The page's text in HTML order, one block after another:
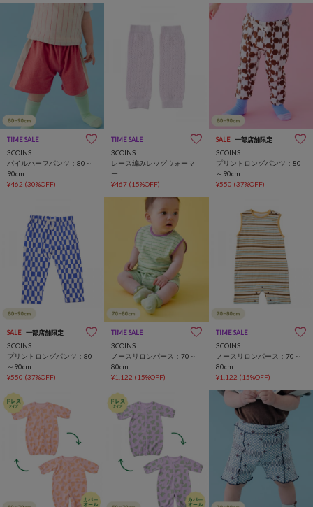
TIME SALE
3COINS
パイルハーフパンツ：80～
90cm
¥462 (30%OFF)
TIME SALE
3COINS
レース編みレッグウォーマ
ー
¥467 (15%OFF)
SALE 一部店舗限定
3COINS
プリントロングパンツ：80
～90cm
¥550 (37%OFF)
SALE 一部店舗限定
3COINS
プリントロングパンツ：80
～90cm
¥550 (37%OFF)
TIME SALE
3COINS
ノースリロンパース：70～
80cm
¥1,122 (15%OFF)
TIME SALE
3COINS
ノースリロンパース：70～
80cm
¥1,122 (15%OFF)